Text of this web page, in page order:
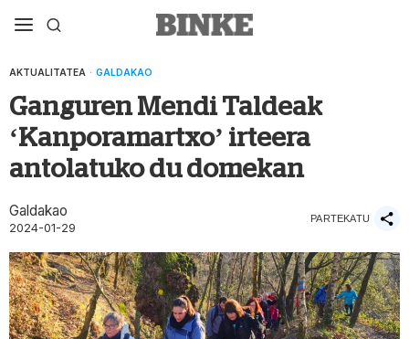
AKTUALITATEA · GALDAKAO
Ganguren Mendi Taldeak
‘Kanporamartxo’ irteera
antolatuko du domekan
Galdakao
2024-01-29
PARTEKATU